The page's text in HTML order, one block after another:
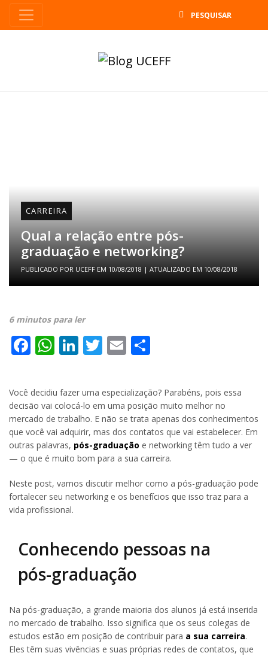
CARREIRA
Qual a relação entre pós-
graduação e networking?
PUBLICADO POR UCEFF EM 10/08/2018 | ATUALIZADO EM 10/08/2018
6 minutos para ler
Facebook
WhatsApp
LinkedIn
Twitter
Email
Você decidiu fazer uma especialização? Parabéns, pois essa
decisão vai colocá-lo em uma posição muito melhor no
mercado de trabalho. E não se trata apenas dos conhecimentos
que você vai adquirir, mas dos contatos que vai estabelecer. Em
outras palavras, pós-graduação e networking têm tudo a ver
— o que é muito bom para a sua carreira.
Neste post, vamos discutir melhor como a pós-graduação pode
fortalecer seu networking e os benefícios que isso traz para a
vida profissional.
Conhecendo pessoas na
pós-graduação
Na pós-graduação, a grande maioria dos alunos já está inserida
no mercado de trabalho. Isso significa que os seus colegas de
estudos estão em posição de contribuir para a sua carreira.
Eles têm suas vivências e suas próprias redes de contatos, que